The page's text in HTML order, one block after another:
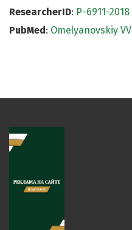
ResearcherID: P-6911-2018
PubMed: Omelyanovskiy VV